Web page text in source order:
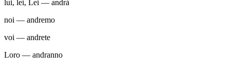
lui, lei, Lei — andrà
noi — andremo
voi — andrete
Loro — andranno